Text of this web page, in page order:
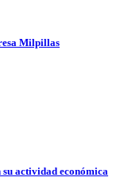
Milpillas
actividad económica